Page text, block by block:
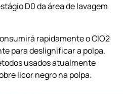
D0 da área de lavagem
rapidamente o ClO2
para deslignificar a polpa.
usados atualmente
licor negro na polpa.